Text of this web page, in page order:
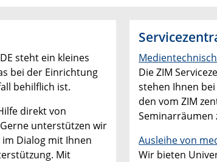
steht ein kleines
bei der Einrichtung
behilflich ist.
direkt von
unterstützen wir
Dialog mit Ihnen
Mit
Die ZIM
stehen Ihnen
den vom ZIM
Seminarräumen
Ausleihe von
Wir bieten